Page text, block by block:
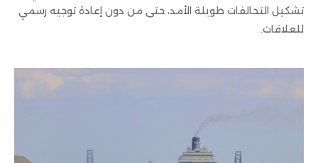
تشكيل التحالفات طويلة الأمد، حتى من دون إعادة توجيه رسمي
للعلاقات.